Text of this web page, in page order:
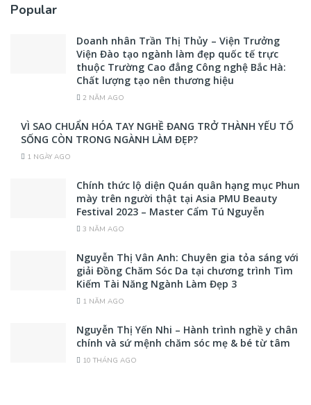
Popular
Doanh nhân Trần Thị Thủy – Viện Trưởng
Viện Đào tạo ngành làm đẹp quốc tế trực
thuộc Trường Cao đẳng Công nghệ Bắc Hà:
Chất lượng tạo nên thương hiệu
2 NĂM AGO
VÌ SAO CHUẨN HÓA TAY NGHỀ ĐANG TRỞ THÀNH YẾU TỐ
SỐNG CÒN TRONG NGÀNH LÀM ĐẸP?
1 NGÀY AGO
Chính thức lộ diện Quán quân hạng mục Phun
mày trên người thật tại Asia PMU Beauty
Festival 2023 – Master Cẩm Tú Nguyễn
3 NĂM AGO
Nguyễn Thị Vân Anh: Chuyên gia tỏa sáng với
giải Đồng Chăm Sóc Da tại chương trình Tìm
Kiếm Tài Năng Ngành Làm Đẹp 3
1 NĂM AGO
Nguyễn Thị Yến Nhi – Hành trình nghề y chân
chính và sứ mệnh chăm sóc mẹ & bé từ tâm
10 THÁNG AGO